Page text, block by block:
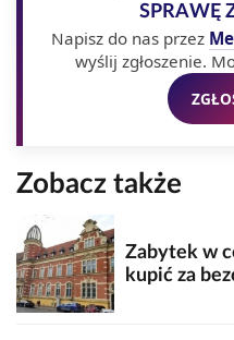
SPRAWĘ
Napisz do nas przez
wyślij zgłoszenie.
Zobacz także
Zabytek w
kupić za